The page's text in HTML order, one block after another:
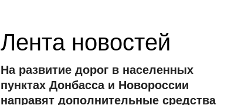
Лента новостей
На развитие дорог в населенных
пунктах Донбасса и Новороссии
направят дополнительные средства